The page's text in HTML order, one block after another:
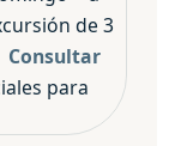
de 3
Consultar
para